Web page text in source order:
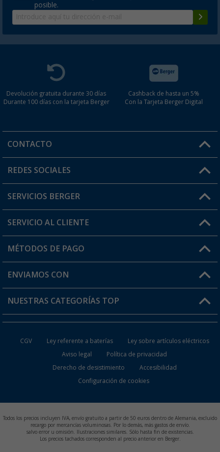
posible.
Devolución gratuita durante 30 días
Durante 100 días con la tarjeta Berger
Cashback de hasta un 5%
Con la Tarjeta Berger Digital
CONTACTO
Horario de atención al cliente:
¿Tienes alguna duda?
REDES SOCIALES
SERVICIOS BERGER
Conviértete en distribuidor
Mi cuenta
Tarjeta Berger Digital
SERVICIO AL CLIENTE
FAQ y Contacto
Información de envío
¿Dónde está mi pedido?
MÉTODOS DE PAGO
ENVIAMOS CON
NUESTRAS CATEGORÍAS TOP
Muebles de Camping
Baterías de Camping
CGV Ley referente a baterías
Ley sobre artículos eléctricos
Aviso legal
Política de privacidad
Derecho de desistimiento
Accesibilidad
Configuración de cookies
Todos los precios incluyen IVA, envío gratuito a partir de 50 euros dentro de Alemania, excluido
recargo por mercancías voluminosas. Por lo demás, más gastos de envío.
salvo error u omisión. Ilustraciones similares. Sólo hasta fin de existencias.
Los precios tachados corresponden al precio anterior en Berger.